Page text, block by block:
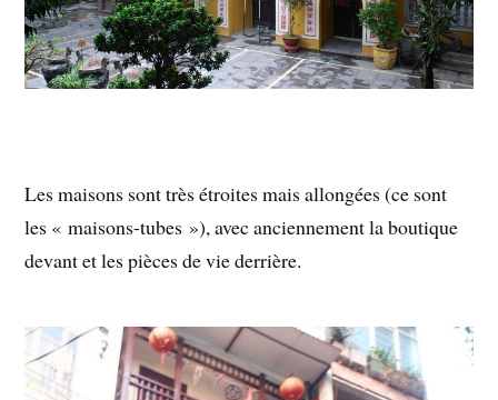
Les maisons sont très étroites mais allongées (ce sont
les « maisons-tubes »), avec anciennement la boutique
devant et les pièces de vie derrière.